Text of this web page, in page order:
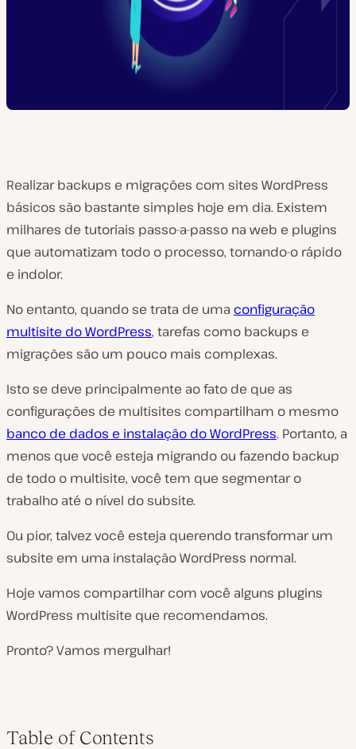
Realizar backups e migrações com sites WordPress
básicos são bastante simples hoje em dia. Existem
milhares de tutoriais passo-a-passo na web e plugins
que automatizam todo o processo, tornando-o rápido
e indolor.
No entanto, quando se trata de uma configuração
multisite do WordPress, tarefas como backups e
migrações são um pouco mais complexas.
Isto se deve principalmente ao fato de que as
configurações de multisites compartilham o mesmo
banco de dados e instalação do WordPress. Portanto, a
menos que você esteja migrando ou fazendo backup
de todo o multisite, você tem que segmentar o
trabalho até o nível do subsite.
Ou pior, talvez você esteja querendo transformar um
subsite em uma instalação WordPress normal.
Hoje vamos compartilhar com você alguns plugins
WordPress multisite que recomendamos.
Pronto? Vamos mergulhar!
Table of Contents